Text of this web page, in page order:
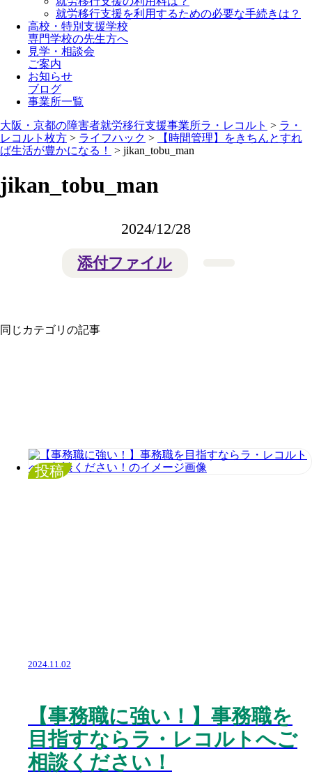
就労移行支援を利用するための必要な手続きは？
高校・特別支援学校
専門学校の先生方へ
見学・相談会
ご案内
お知らせ
ブログ
事業所一覧
大阪・京都の障害者就労移行支援事業所ラ・レコルト > ラ・
レコルト枚方 > ライフハック >
【時間管理】をきちんとすれ
ば生活が豊かになる！
> jikan_tobu_man
jikan_tobu_man
2024/12/28
添付ファイル
同じカテゴリの記事
投稿
2024.11.02
【事務職に強い！】事務職を
目指すならラ・レコルトへご
相談ください！